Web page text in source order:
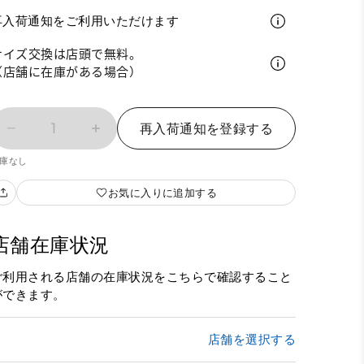
入荷通知をご利用いただけます
ズ交換は店頭で無料。
舗に在庫がある場合）
1 再入荷通知を登録する
なし
お気に入りに追加する
舗在庫状況
利用される店舗の在庫状況をこちらで確認すること
きます。
店舗を選択する